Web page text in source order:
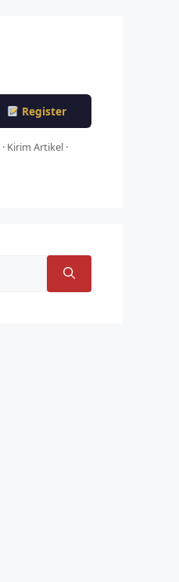
Register
· Kirim Artikel ·